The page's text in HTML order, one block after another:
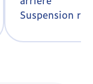
Suspension